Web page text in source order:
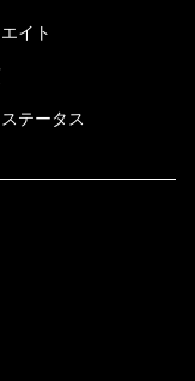
イト
テータス